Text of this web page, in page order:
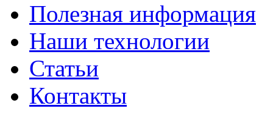
Полезная информация
Наши технологии
Статьи
Контакты